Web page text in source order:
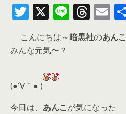
T
w
itt
er
X Li
n
e
T
h
re
E
m
ai
こんにちは～暗黒社のあんこ
みんな元気〜？
(●´∀｀● )
今日は、 あんこが気になった